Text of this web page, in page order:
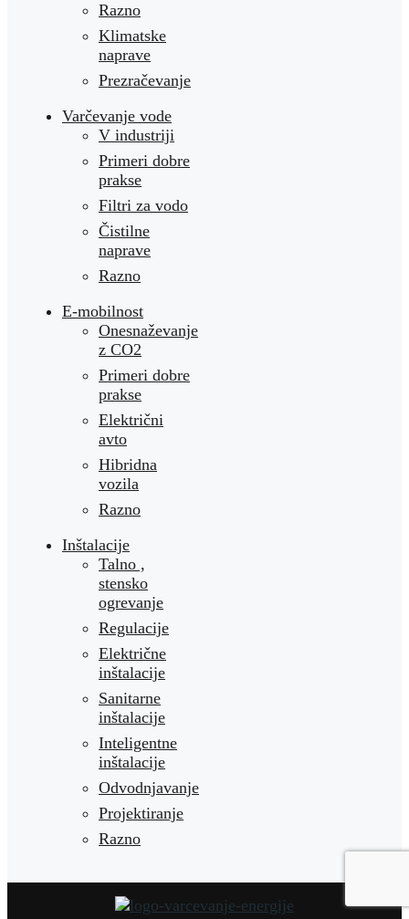
Razno
Klimatske
naprave
Prezračevanje
Varčevanje vode
V industriji
Primeri dobre
prakse
Filtri za vodo
Čistilne
naprave
Razno
E-mobilnost
Onesnaževanje
z CO2
Primeri dobre
prakse
Električni
avto
Hibridna
vozila
Razno
Inštalacije
Talno ,
stensko
ogrevanje
Regulacije
Električne
inštalacije
Sanitarne
inštalacije
Inteligentne
inštalacije
Odvodnjavanje
Projektiranje
Razno